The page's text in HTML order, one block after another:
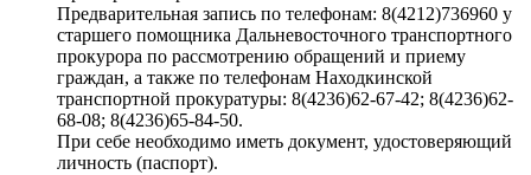
Предварительная запись по телефонам: 8(4212)736960 у
старшего помощника Дальневосточного транспортного
прокурора по рассмотрению обращений и приему
граждан, а также по телефонам Находкинской
транспортной прокуратуры: 8(4236)62-67-42; 8(4236)62-
68-08; 8(4236)65-84-50.
При себе необходимо иметь документ, удостоверяющий
личность (паспорт).